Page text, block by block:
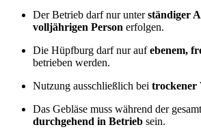
Der Betrieb darf nur unterständiger
volljährigen Person erfolgen.
Die Hüpfburg darf nur aufebenem,
betrieben werden.
Nutzung ausschließlich bei trockener
Das Gebläse muss während der
durchgehend in Betrieb sein.